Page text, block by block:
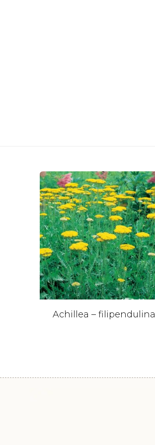
Achillea – filipendulina